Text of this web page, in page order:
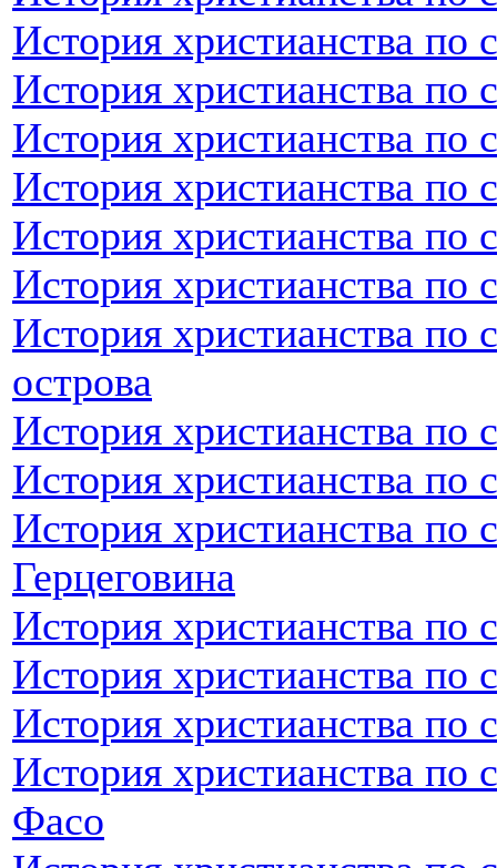
История христианства по
История христианства по
История христианства по
История христианства по
История христианства по
История христианства по
История христианства по
острова
История христианства по
История христианства по
История христианства по
Герцеговина
История христианства по
История христианства по
История христианства по
История христианства по
Фасо